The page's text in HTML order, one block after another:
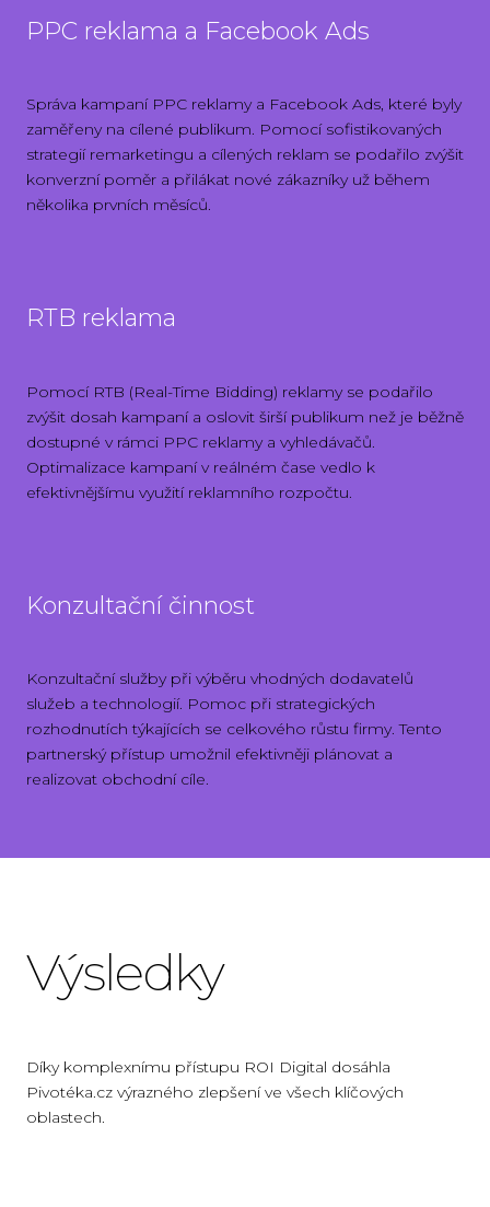
PPC reklama a Facebook Ads
Správa kampaní PPC reklamy a Facebook Ads, které byly
zaměřeny na cílené publikum. Pomocí sofistikovaných
strategií remarketingu a cílených reklam se podařilo zvýšit
konverzní poměr a přilákat nové zákazníky už během
několika prvních měsíců.
RTB reklama
Pomocí RTB (Real-Time Bidding) reklamy se podařilo
zvýšit dosah kampaní a oslovit širší publikum než je běžně
dostupné v rámci PPC reklamy a vyhledávačů.
Optimalizace kampaní v reálném čase vedlo k
efektivnějšímu využití reklamního rozpočtu.
Konzultační činnost
Konzultační služby při výběru vhodných dodavatelů
služeb a technologií. Pomoc při strategických
rozhodnutích týkajících se celkového růstu firmy. Tento
partnerský přístup umožnil efektivněji plánovat a
realizovat obchodní cíle.
Výsledky
Díky komplexnímu přístupu ROI Digital dosáhla
Pivotéka.cz výrazného zlepšení ve všech klíčových
oblastech.